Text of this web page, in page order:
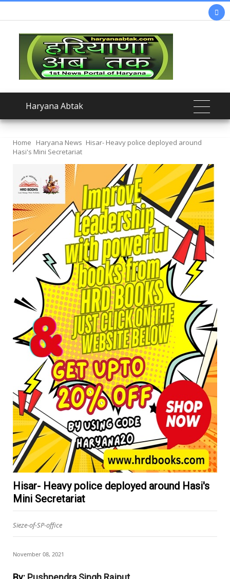

Haryana Abtak
Home Haryana News Hisar- Heavy police deployed around
Hasi's Mini Secretariat
Hisar- Heavy police deployed around Hasi's
Mini Secretariat
Sieze-of-SP-office
November 08, 2021